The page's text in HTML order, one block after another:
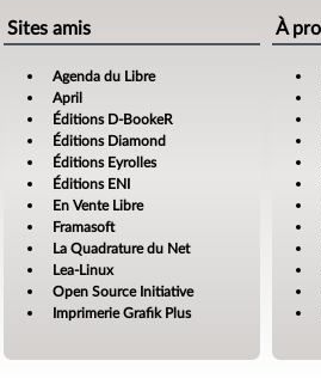
Sites amis
Agenda du Libre
April
Éditions D-BookeR
Éditions Diamond
Éditions Eyrolles
Éditions ENI
En Vente Libre
Framasoft
La Quadrature du Net
Lea-Linux
Open Source Initiative
Imprimerie Grafik Plus
À